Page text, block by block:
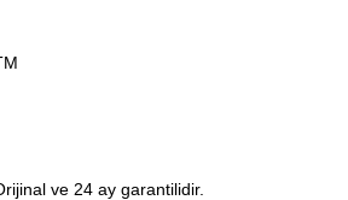
ve 24 ay garantilidir.